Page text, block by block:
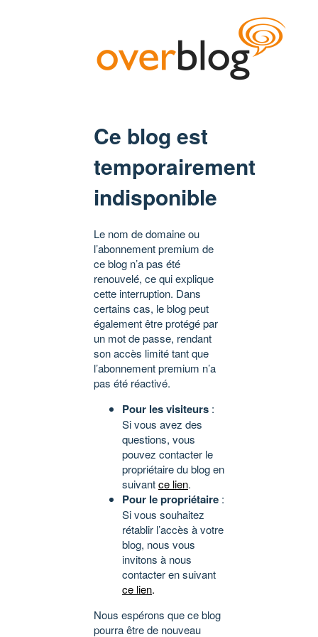
Ce blog est
temporairement
indisponible
Le nom de domaine ou
l’abonnement premium de
ce blog n’a pas été
renouvelé, ce qui explique
cette interruption. Dans
certains cas, le blog peut
également être protégé par
un mot de passe, rendant
son accès limité tant que
l’abonnement premium n’a
pas été réactivé.
Pour les visiteurs :
Si vous avez des
questions, vous
pouvez contacter le
propriétaire du blog en
suivantce lien.
Pour le propriétaire :
Si vous souhaitez
rétablir l’accès à votre
blog, nous vous
invitons à nous
contacter en suivant
ce lien.
Nous espérons que ce blog
pourra être de nouveau